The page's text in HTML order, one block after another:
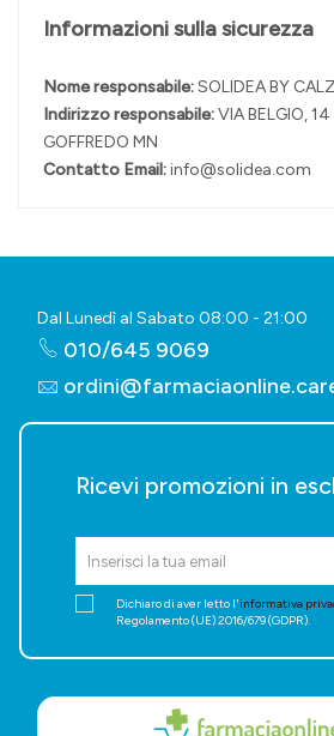
Informazioni sulla sicurezza
Nome responsabile:SOLIDEA BY
Indirizzo responsabile:VIA BELGIO,
GOFFREDO MN
Contatto Email:info@solidea.com
Dal Lunedì al Sabato 08:00 - 21:00
010/645 9069
Ricevi promozioni in
Dichiaro di aver letto l'informativa
Regolamento (UE) 2016/679 (GDPR).